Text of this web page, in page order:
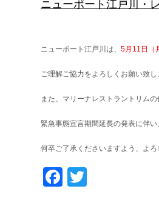
ニューポート江戸川・
ニューポート江戸川は、5月11日（
ご理解ご協力をよろしくお願い致し
また、マリーナレストラントリム
緊急事態宣言期間延長の発表に伴
何卒ご了承くださいますよう、よろ
Facebook